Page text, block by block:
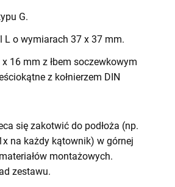
G.
L o wymiarach 37 x 37 mm.
16 mm z łbem soczewkowym
z kołnierzem DIN
się zakotwić do podłoża (np.
na każdy kątownik) w górnej
montażowych.
zestawu.